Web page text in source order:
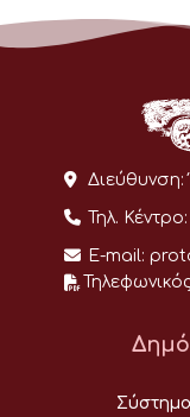
Διεύθυνση:
Τηλ. Κέντρο:
E-mail: